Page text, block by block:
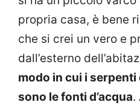
propria casa, è bene
che si crei un vero e
dall’esterno
modo in cui i
sono le fonti d’acqua.